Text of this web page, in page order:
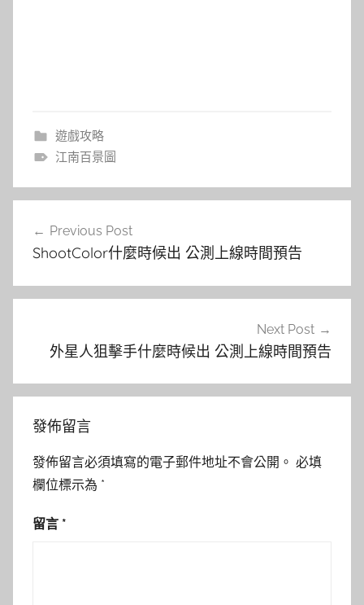
遊戲攻略
江南百景圖
覽
Previous Post
ShootColor什麼時候出 公測上線時間預告
Next Post
外星人狙擊手什麼時候出 公測上線時間預告
發佈留言
發佈留言必須填寫的電子郵件地址不會公開。 必填
欄位標示為 *
留言 *